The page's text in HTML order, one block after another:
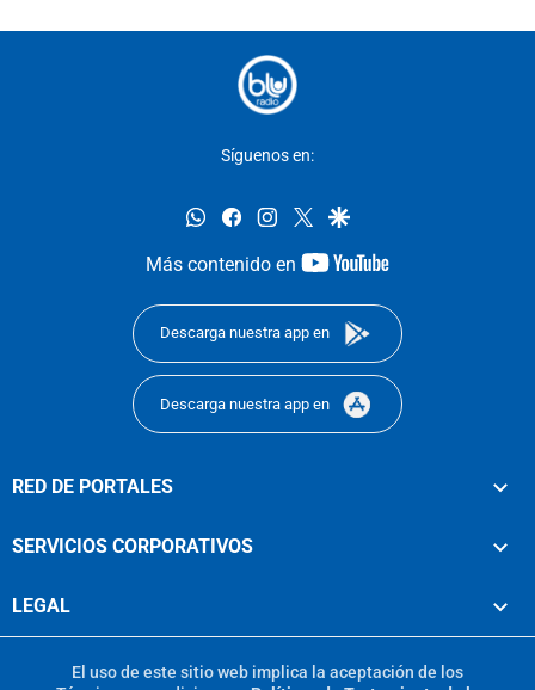
Síguenos en:
whatsappfacebookinstagram
twittergoogle
Más contenido en
youtube-
Descarga nuestra app en
Descarga nuestra app en
RED DE PORTALES
SERVICIOS CORPORATIVOS
LEGAL
El uso de este sitio web implica la aceptación de los